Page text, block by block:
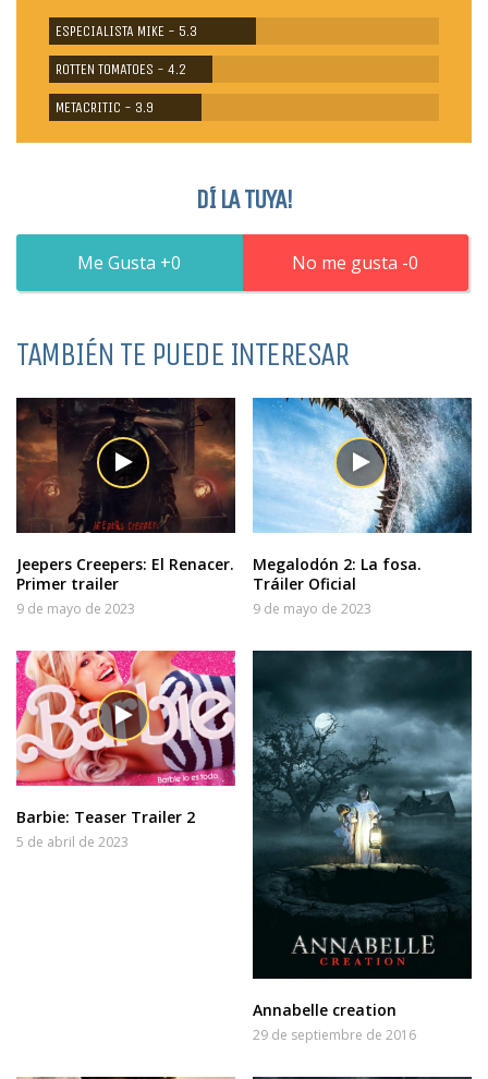
ESPECIALISTA MIKE - 5.3
ROTTEN TOMATOES - 4.2
METACRITIC - 3.9
DÍ LA TUYA!
0 0
TAMBIÉN TE PUEDE INTERESAR
Jeepers Creepers: El Renacer.
Primer trailer
9 de mayo de 2023
Megalodón 2: La fosa.
Tráiler Oficial
9 de mayo de 2023
Barbie: Teaser Trailer 2
5 de abril de 2023
Annabelle creation
29 de septiembre de 2016